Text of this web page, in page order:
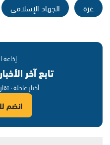
غزة
الجهاد الإسلامي
تابع آخر
أخبار عاجلة ·
انضم